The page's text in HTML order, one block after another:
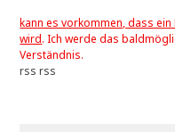
kann es vorkommen, dass
wird. Ich werde das
Verständnis.
rss rss